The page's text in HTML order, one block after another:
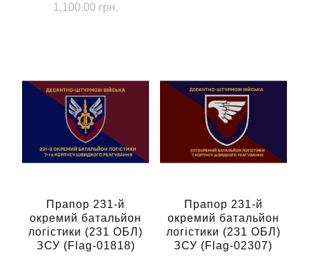
1,100.00 грн.
кілька
варіантів.
Параметри
можна
вибрати
сторінці
товару
Прапор 231-й
окремий батальйон
логістики (231 ОБЛ)
ЗСУ (Flag-01818)
Прапор 231-й
окремий батальйон
логістики (231 ОБЛ)
ЗСУ (Flag-02307)